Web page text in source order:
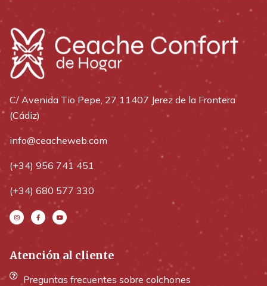
C/ Avenida Tio Pepe, 27 11407 Jerez de la Frontera
(Cádiz)
info@ceacheweb.com
(+34) 956 741 451
(+34) 680 577 330
Atención al cliente
Preguntas frecuentes sobre colchones